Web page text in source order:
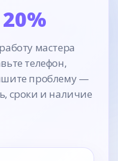
мастера
телефон,
проблему —
сроки и наличие